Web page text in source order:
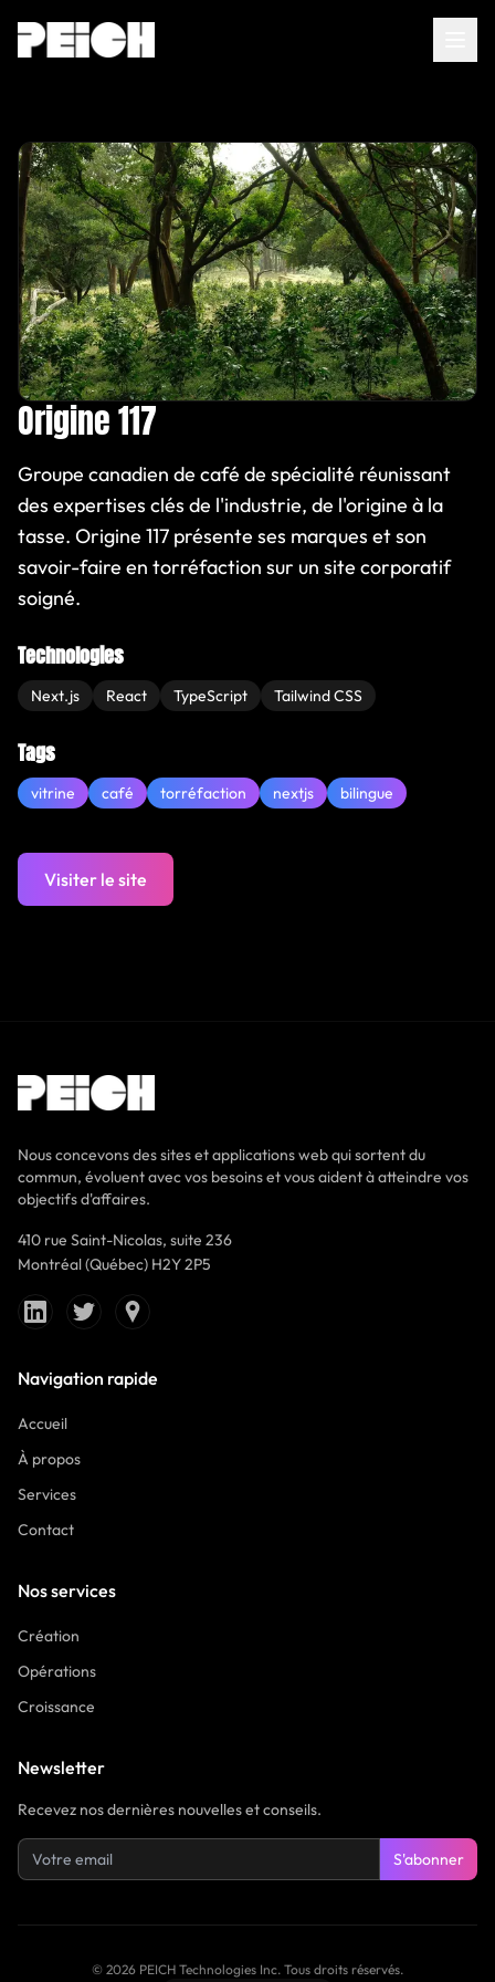
À propos
Services
Agents IA
Conseils
|EN
Contact
Origine 117
Groupe canadien de café de spécialité réunissant
des expertises clés de l'industrie, de l'origine à la
tasse. Origine 117 présente ses marques et son
savoir-faire en torréfaction sur un site corporatif
soigné.
Technologies
Next.js React TypeScript Tailwind CSS
Tags
vitrine café torréfaction nextjs bilingue
Visiter le site
Nous concevons des sites et applications web qui sortent du
commun, évoluent avec vos besoins et vous aident à atteindre vos
objectifs d'affaires.
410 rue Saint-Nicolas, suite 236
Montréal (Québec) H2Y 2P5
Navigation rapide
Accueil
À propos
Services
Contact
Nos services
Création
Opérations
Croissance
Newsletter
Recevez nos dernières nouvelles et conseils.
S'abonner
© 2026 PEICH Technologies Inc. Tous droits réservés.